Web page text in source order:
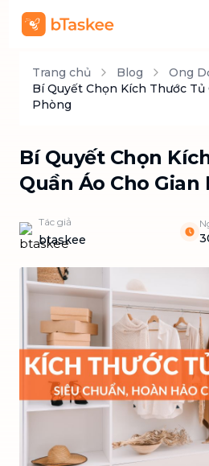
Trang chủ Blog
Ong
Bí Quyết Chọn Kích Thước Tủ
Phòng
Bí Quyết Chọn
Quần Áo Cho Gian
Tác giả
btaskee